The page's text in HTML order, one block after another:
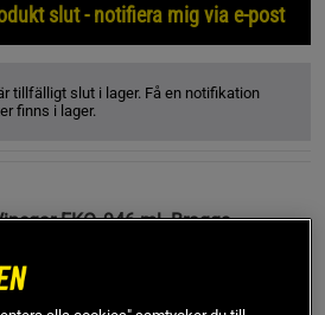
slut - notifiera mig via e-post
tillfälligt slut i lager. Få en notifikation
finns i lager.
EKO, 946 ml. Braggs
syra. Den innehåller något som